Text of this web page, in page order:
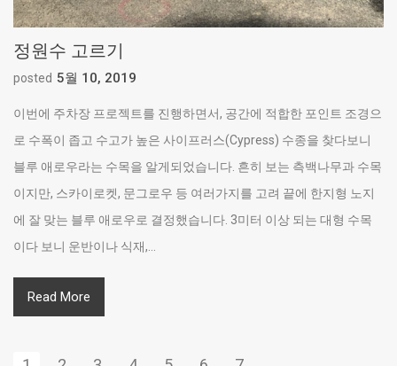
정원수 고르기
posted 5월 10, 2019
이번에 주차장 프로젝트를 진행하면서, 공간에 적합한 포인트 조경으
로 수폭이 좁고 수고가 높은 사이프러스(Cypress) 수종을 찾다보니
블루 애로우라는 수목을 알게되었습니다. 흔히 보는 측백나무과 수목
이지만, 스카이로켓, 문그로우 등 여러가지를 고려 끝에 한지형 노지
에 잘 맞는 블루 애로우로 결정했습니다. 3미터 이상 되는 대형 수목
이다 보니 운반이나 식재,...
Read More